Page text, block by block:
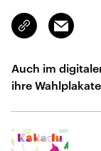
Link
kopieren/teilen
Email
Auch im
ihre